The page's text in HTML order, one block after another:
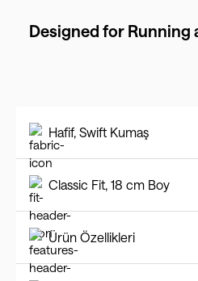
Designed for Running
Hafif, Swift Kumaş
Classic Fit, 18 cm Boy
Ürün Özellikleri